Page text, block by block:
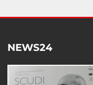
NEWS24